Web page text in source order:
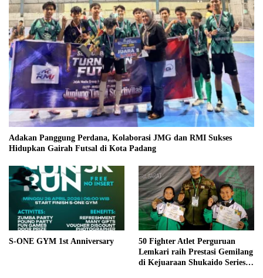
Adakan Panggung Perdana, Kolaborasi JMG dan RMI Sukses
Hidupkan Gairah Futsal di Kota Padang
S-ONE GYM 1st Anniversary
50 Fighter Atlet Perguruan
Lemkari raih Prestasi Gemilang
di Kejuaraan Shukaido Series 1